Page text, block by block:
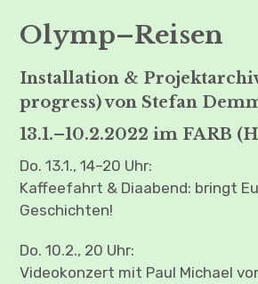
Olymp–Reisen
Installation &
progress) von Stefan
13.1.–10.2.2022 im FARB
Do. 13.1., 14–20 Uhr:
Kaffeefahrt & Diaabend: bringt
Geschichten!
Do. 10.2., 20 Uhr:
Videokonzert mit Paul Michael